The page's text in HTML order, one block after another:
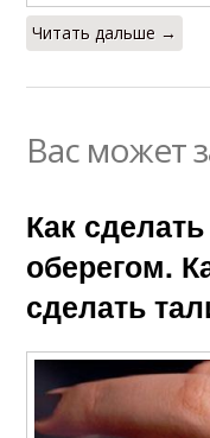
Читать дальше →
Вас может
Как
оберегом.
сделать